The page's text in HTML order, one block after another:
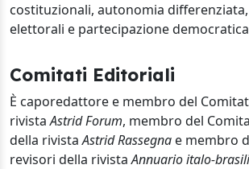
costituzionali, autonomia
elettorali e partecipazione
Comitati Editoriali
È caporedattore e membro del
rivistaAstrid Forum, membro del
della rivistaAstrid Rassegna e membro
revisori della rivistaAnnuario italo-